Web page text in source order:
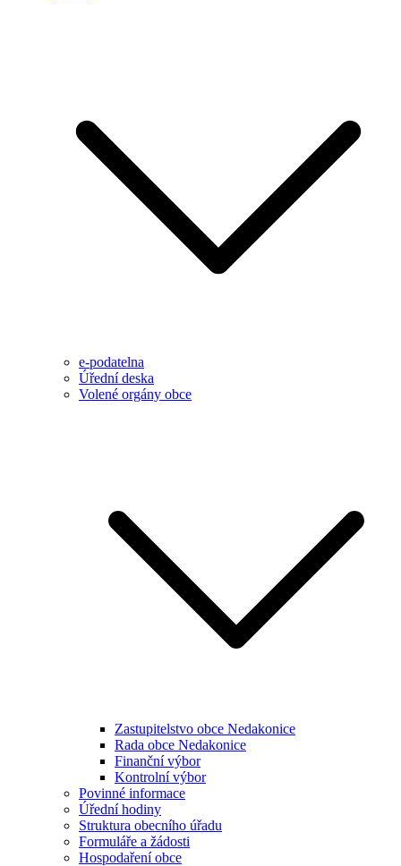
e-podatelna
Úřední deska
Volené orgány obce
Zastupitelstvo obce Nedakonice
Rada obce Nedakonice
Finanční výbor
Kontrolní výbor
Povinné informace
Úřední hodiny
Struktura obecního úřadu
Formuláře a žádosti
Hospodaření obce